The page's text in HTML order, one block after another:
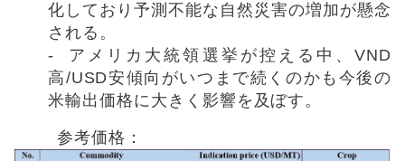
化しており予測不能な自然災害の増加が懸念
される。
- アメリカ大統領選挙が控える中、VND
高/USD安傾向がいつまで続くのかも今後の
米輸出価格に大きく影響を及ぼす。
参考価格：